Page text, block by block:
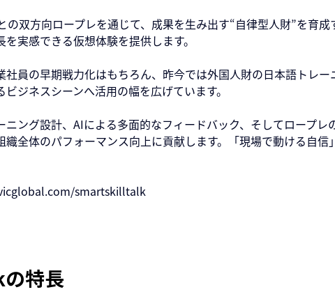
の双方向ロープレを通じて、成果を生み出す“自律型人財”を育
実感できる仮想体験を提供します。
社員の早期戦力化はもちろん、昨今では外国人財の日本語トレ
ジネスシーンへ活用の幅を広げています。
ング設計、AIによる多面的なフィードバック、そしてロープ
全体のパフォーマンス向上に貢献します。「現場で動ける自
smartskilltalk
特長